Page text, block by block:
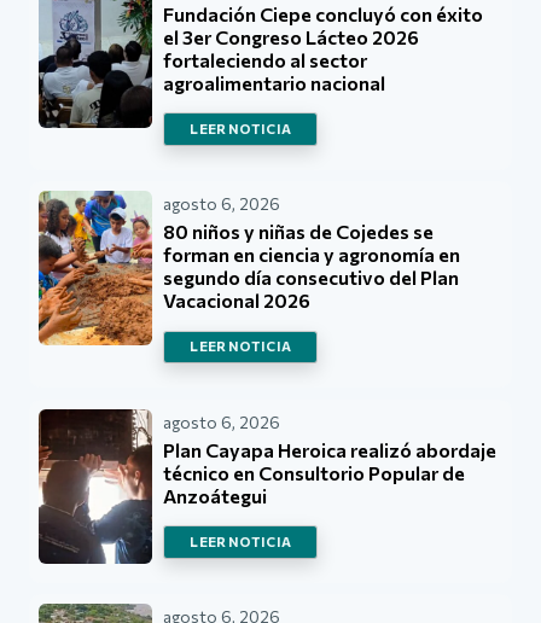
Fundación Ciepe concluyó con éxito
el 3er Congreso Lácteo 2026
fortaleciendo al sector
agroalimentario nacional
LEER NOTICIA
agosto 6, 2026
80 niños y niñas de Cojedes se
forman en ciencia y agronomía en
segundo día consecutivo del Plan
Vacacional 2026
LEER NOTICIA
agosto 6, 2026
Plan Cayapa Heroica realizó abordaje
técnico en Consultorio Popular de
Anzoátegui
LEER NOTICIA
agosto 6, 2026